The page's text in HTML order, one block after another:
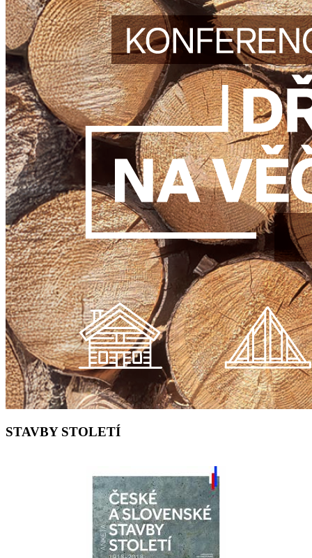
STAVBY STOLETÍ